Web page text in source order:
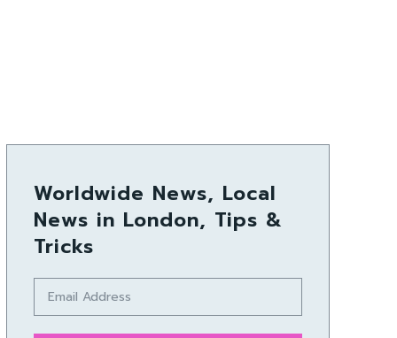
Worldwide News, Local
News in London, Tips &
Tricks